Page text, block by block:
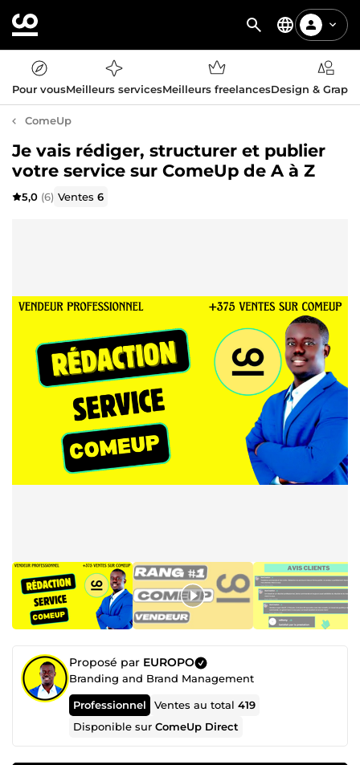
Pour vousMeilleurs servicesMeilleurs freelancesDesign &
ComeUp
Je vais rédiger, structurer et publier
votre service sur ComeUp de A à Z
5,0 (6) Ventes6
Proposé par EUROPO
Branding and Brand Management
Professionnel Ventes au total419
Disponible surComeUp Direct